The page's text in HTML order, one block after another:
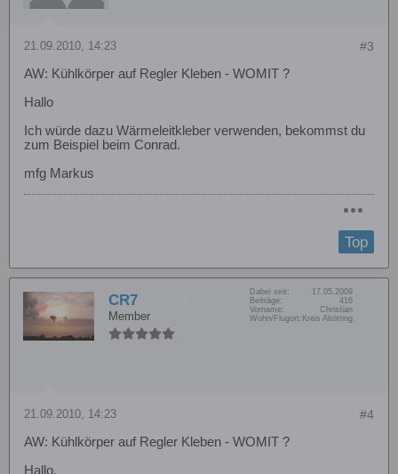
#3
21.09.2010, 14:23
AW: Kühlkörper auf Regler Kleben - WOMIT ?
Hallo
Ich würde dazu Wärmeleitkleber verwenden, bekommst du
zum Beispiel beim Conrad.
mfg Markus
Top
CR7
Member
Dabei seit:
17.05.2009
Beiträge:
416
Vorname:
Christian
Wohn/Flugort: Kreis Altötting
#4
21.09.2010, 14:23
AW: Kühlkörper auf Regler Kleben - WOMIT ?
Hallo,